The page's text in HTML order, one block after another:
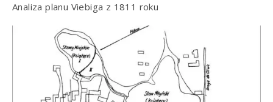
Analiza planu Viebiga z 1811 roku